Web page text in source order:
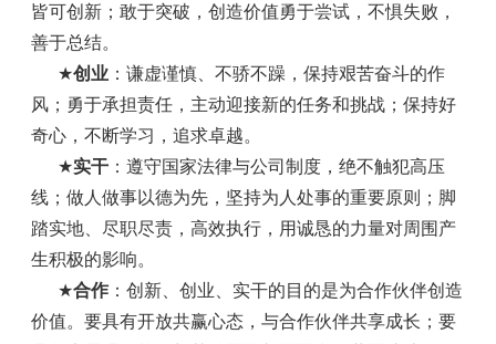
皆可创新；敢于突破，创造价值勇于尝试，不惧失败，
善于总结。
★创业 ：谦虚谨慎、不骄不躁，保持艰苦奋斗的作
风；勇于承担责任，主动迎接新的任务和挑战；保持好
奇心，不断学习，追求卓越。
★实干 ：遵守国家法律与公司制度，绝不触犯高压
线；做人做事以德为先，坚持为人处事的重要原则；脚
踏实地、尽职尽责，高效执行，用诚恳的力量对周围产
生积极的影响。
★合作 ：创新、创业、实干的目的是为合作伙伴创造
价值。要具有开放共赢心态，与合作伙伴共享成长；要